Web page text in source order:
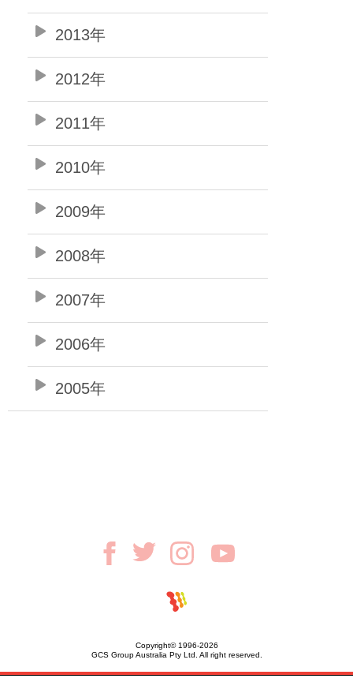
2013年
2012年
2011年
2010年
2009年
2008年
2007年
2006年
2005年
Copyright© 1996-2026
GCS Group Australia Pty Ltd. All right reserved.